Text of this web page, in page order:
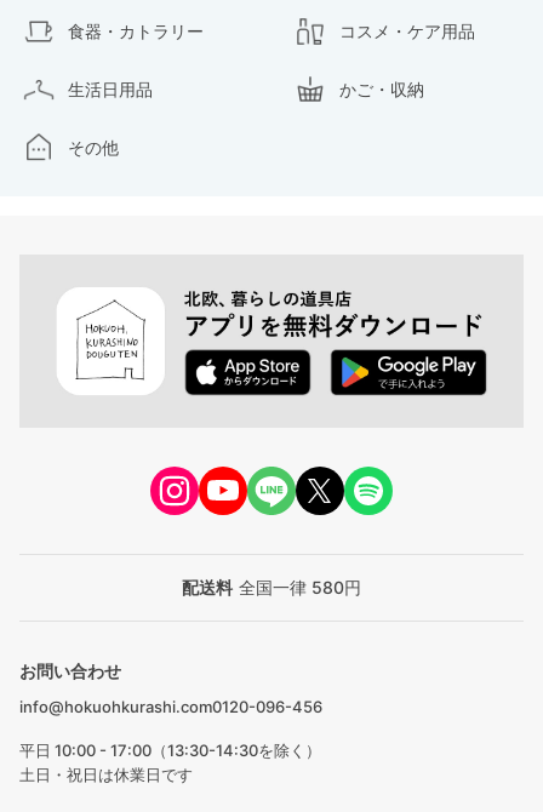
食器・カトラリー コスメ・ケア用品
生活日用品 かご・収納
その他
配送料 全国一律 580円
お問い合わせ
info@hokuohkurashi.com0120-096-456
平日 10:00 - 17:00（13:30-14:30を除く）
土日・祝日は休業日です